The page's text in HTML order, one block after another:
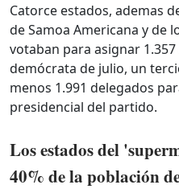
Catorce estados, ademas
de Samoa Americana y de
votaban para asignar
demócrata de julio, un
menos 1.991 delegados
presidencial del partido.
Los estados del
40% de la población